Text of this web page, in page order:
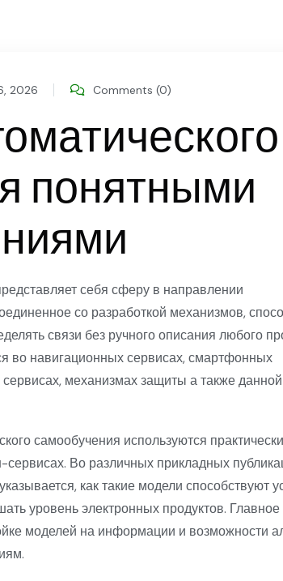
2026 Comments (0)
понятными
себя сферу в направлении
со разработкой механизмов,
связи без ручного описания любого
во навигационных сервисах, смартфонных
механизмах защиты а также данной
самообучения используются
Во различных прикладных
как такие модели способствуют
уровень электронных продуктов. Главное
моделей на информации и возможности